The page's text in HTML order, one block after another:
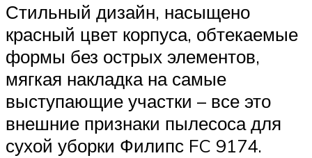
Стильный дизайн, насыщено
красный цвет корпуса, обтекаемые
формы без острых элементов,
мягкая накладка на самые
выступающие участки – все это
внешние признаки пылесоса для
сухой уборки Филипс FC 9174.